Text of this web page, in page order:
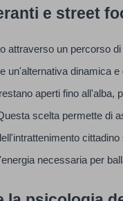
e street
attraverso un percorso
un'alternativa dinamica
aperti fino all'alba,
scelta permette di
necessaria per